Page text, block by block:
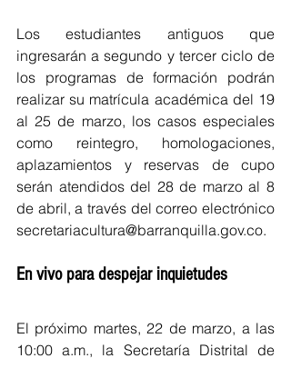
Los estudiantes antiguos que
ingresarán a segundo y tercer ciclo de
los programas de formación podrán
realizar su matrícula académica del 19
al 25 de marzo, los casos especiales
como reintegro, homologaciones,
aplazamientos y reservas de cupo
serán atendidos del 28 de marzo al 8
de abril, a través del correo electrónico
secretariacultura@barranquilla.gov.co.
En vivo para despejar inquietudes
El próximo martes, 22 de marzo, a las
10:00 a.m., la Secretaría Distrital de